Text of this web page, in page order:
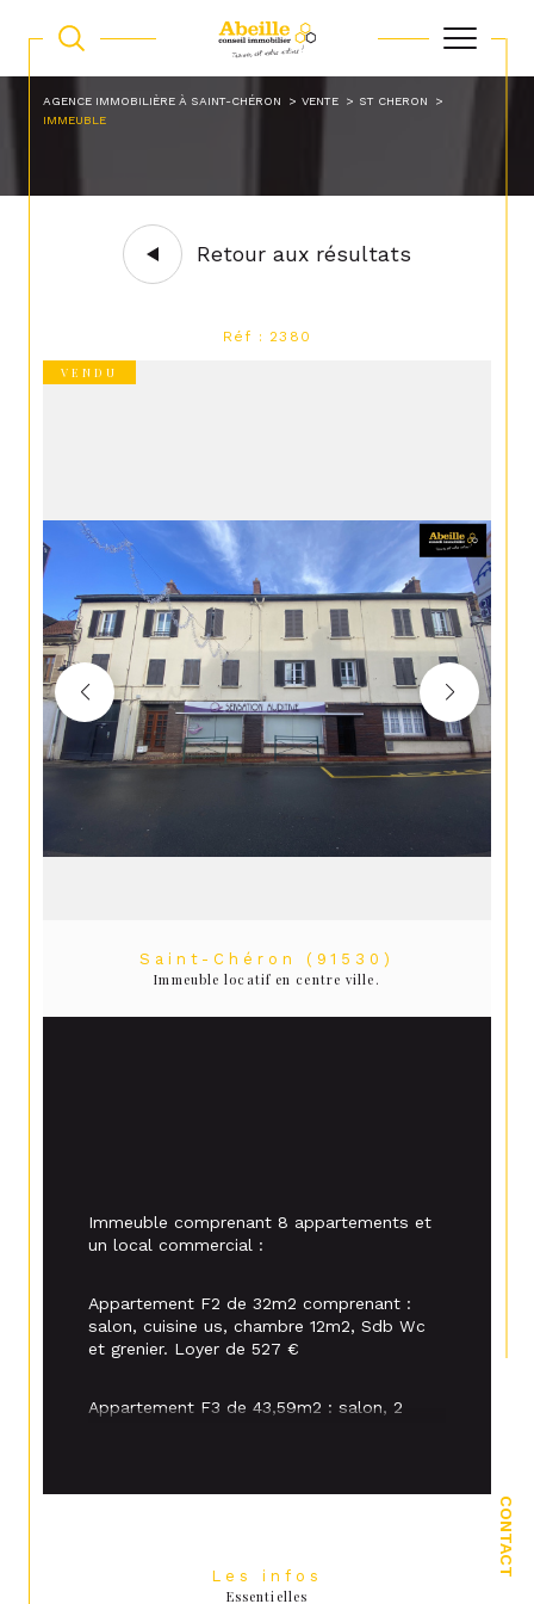
CONTACT
AGENCE IMMOBILIÈRE À SAINT-CHÉRON VENTE
ST CHERON
IMMEUBLE
Retour aux résultats
Réf : 2380
VENDU
Saint-Chéron (91530)
Immeuble locatif en centre ville.
Les infos
Essentielles
Immeuble comprenant 8 appartements et
un local commercial :
Appartement F2 de 32m2 comprenant :
salon, cuisine us, chambre 12m2, Sdb Wc
et grenier. Loyer de 527 €
Appartement F3 de 43,59m2 : salon, 2